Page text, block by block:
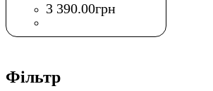
3 390.00грн
Фільтр